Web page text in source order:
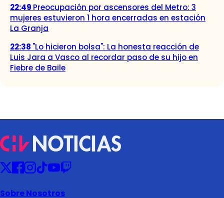
22:49 Preocupación por ascensores del Metro: 3
mujeres estuvieron 1 hora encerradas en estación
La Granja
22:38 "Lo hicieron bolsa": La honesta reacción de
Luis Jara a Vasco al recordar paso de su hijo en
Fiebre de Baile
Sobre Nosotros